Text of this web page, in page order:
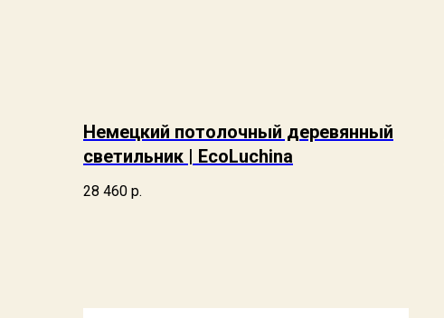
Немецкий потолочный деревянный
светильник | EcoLuchina
28 460 р.